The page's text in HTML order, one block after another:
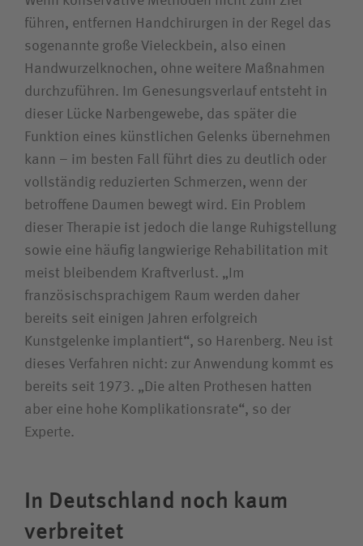
führen, entfernen Handchirurgen in der Regel das
sogenannte große Vieleckbein, also einen
Handwurzelknochen, ohne weitere Maßnahmen
durchzuführen. Im Genesungsverlauf entsteht in
dieser Lücke Narbengewebe, das später die
Funktion eines künstlichen Gelenks übernehmen
kann – im besten Fall führt dies zu deutlich oder
vollständig reduzierten Schmerzen, wenn der
betroffene Daumen bewegt wird. Ein Problem
dieser Therapie ist jedoch die lange Ruhigstellung
sowie eine häufig langwierige Rehabilitation mit
meist bleibendem Kraftverlust. „Im
französischsprachigem Raum werden daher
bereits seit einigen Jahren erfolgreich
Kunstgelenke implantiert“, so Harenberg. Neu ist
dieses Verfahren nicht: zur Anwendung kommt es
bereits seit 1973. „Die alten Prothesen hatten
aber eine hohe Komplikationsrate“, so der
Experte.
In Deutschland noch kaum
verbreitet